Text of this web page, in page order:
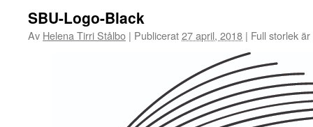
SBU-Logo-Black
Av Helena Tirri Stålbo | Publicerat27 april, 2018 | Full storlek är